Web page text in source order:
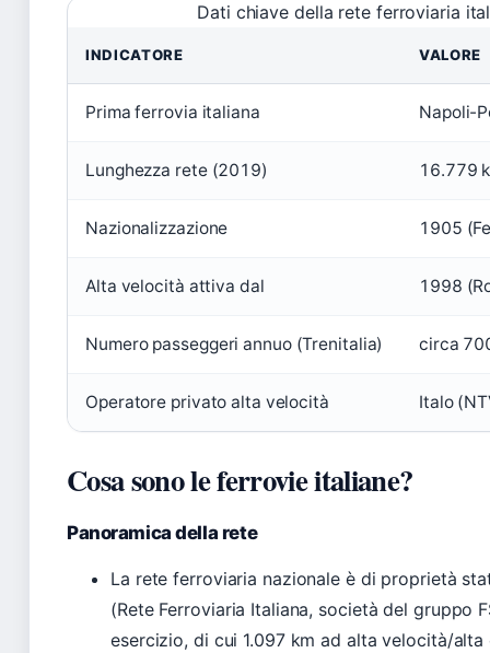
Dati chiave della rete ferroviaria
INDICATORE VALORE
Prima ferrovia italiana Napoli-
Lunghezza rete (2019) 16.779
Nazionalizzazione 1905
Alta velocità attiva dal 1998
Numero passeggeri annuo (Trenitalia) circa
Operatore privato alta velocità Italo
Cosa sono le ferrovie italiane?
Panoramica della rete
La rete ferroviaria nazionale è di proprietà
(Rete Ferroviaria Italiana, società del gruppo
esercizio, di cui 1.097 km ad alta velocità/